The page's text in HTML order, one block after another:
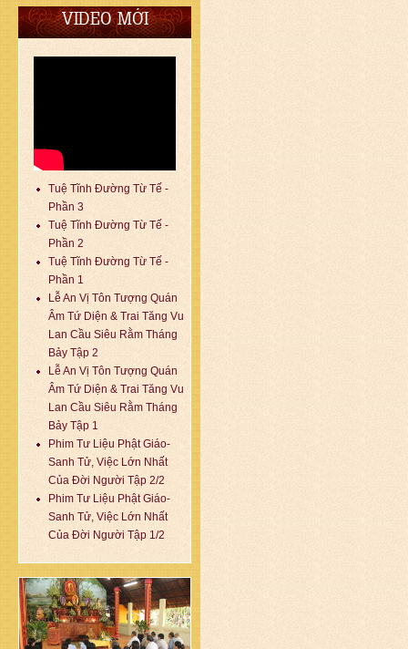
VIDEO MỚI
Tuệ Tĩnh Đường Từ Tế -
Phần 3
Tuệ Tĩnh Đường Từ Tế -
Phần 2
Tuệ Tĩnh Đường Từ Tế -
Phần 1
Lễ An Vị Tôn Tượng Quán
Âm Tứ Diện & Trai Tăng Vu
Lan Cầu Siêu Rằm Tháng
Bảy Tập 2
Lễ An Vị Tôn Tượng Quán
Âm Tứ Diện & Trai Tăng Vu
Lan Cầu Siêu Rằm Tháng
Bảy Tập 1
Phim Tư Liệu Phật Giáo-
Sanh Tử, Việc Lớn Nhất
Của Đời Người Tập 2/2
Phim Tư Liệu Phật Giáo-
Sanh Tử, Việc Lớn Nhất
Của Đời Người Tập 1/2